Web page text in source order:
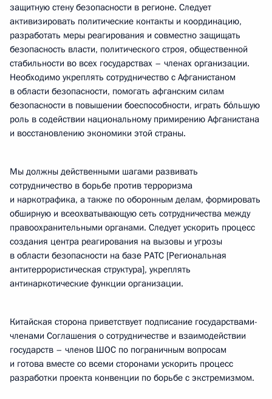
защитную стену безопасности в регионе. Следует
активизировать политические контакты и координацию,
разработать меры реагирования и совместно защищать
безопасность власти, политического строя, общественной
стабильности во всех государствах – членах организации.
Необходимо укреплять сотрудничество с Афганистаном
в области безопасности, помогать афганским силам
безопасности в повышении боеспособности, играть бо́льшую
роль в содействии национальному примирению Афганистана
и восстановлению экономики этой страны.
Мы должны действенными шагами развивать
сотрудничество в борьбе против терроризма
и наркотрафика, а также по оборонным делам, формировать
обширную и всеохватывающую сеть сотрудничества между
правоохранительными органами. Следует ускорить процесс
создания центра реагирования на вызовы и угрозы
в области безопасности на базе РАТС [Региональная
антитеррористическая структура], укреплять
антинаркотические функции организации.
Китайская сторона приветствует подписание государствами-
членами Соглашения о сотрудничестве и взаимодействии
государств – членов ШОС по пограничным вопросам
и готова вместе со всеми сторонами ускорить процесс
разработки проекта конвенции по борьбе с экстремизмом.